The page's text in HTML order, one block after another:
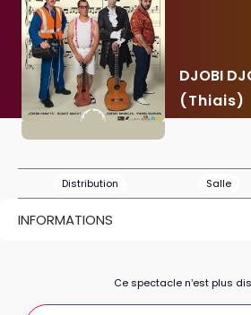
DJOBI
(Thiais)
Distribution Salle
INFORMATIONS
Ce spectacle n’est plus